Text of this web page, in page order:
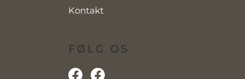
Kontakt
FØLG OS